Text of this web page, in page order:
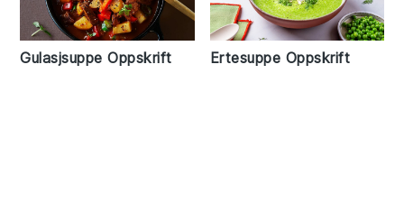
Gulasjsuppe Oppskrift Ertesuppe Oppskrift